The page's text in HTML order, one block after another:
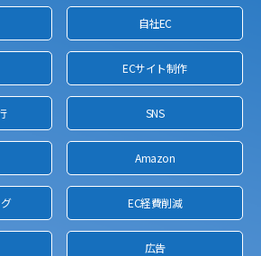
自社EC
ECサイト制作
SNS
Amazon
EC経費削減
広告